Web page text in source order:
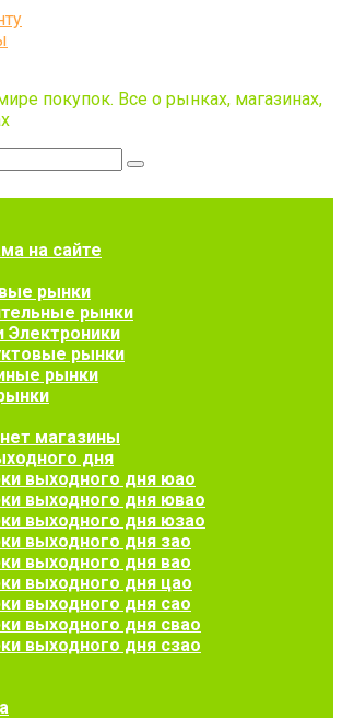
покупок. Все о рынках, магазинах,
на сайте
рынки
рынки
Электроники
рынки
рынки
магазины
дня
выходного дня юао
выходного дня ювао
выходного дня юзао
выходного дня зао
выходного дня вао
выходного дня цао
выходного дня сао
выходного дня свао
выходного дня сзао